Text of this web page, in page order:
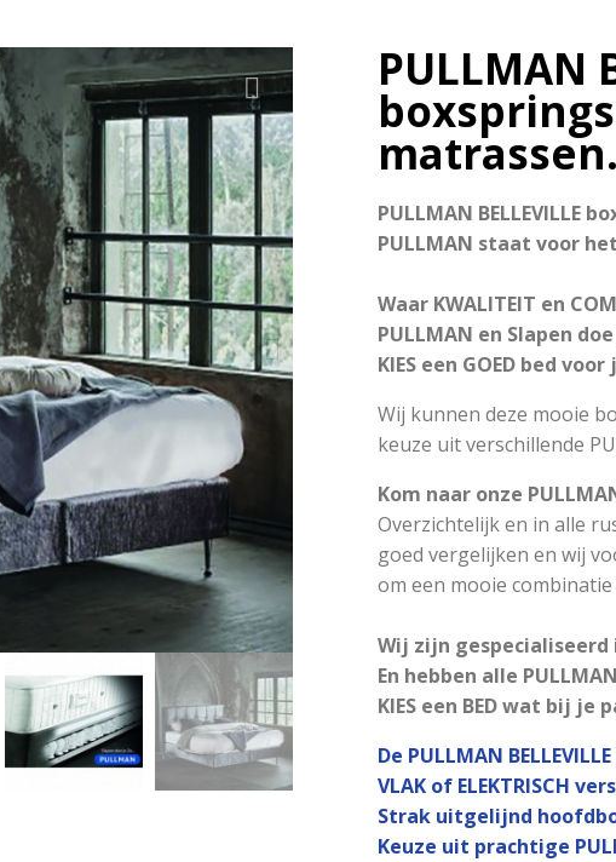
PULLMAN
matrassen.
PULLMAN BELLEVILLE
PULLMAN staat voor
Waar KWALITEIT en
PULLMAN en Slapen
KIES een GOED bed
Wij kunnen deze mooie
keuze uit verschillende
Kom naar onze
Overzichtelijk en in alle
goed vergelijken en wij
om een mooie
Wij zijn gespecialiseerd
En hebben alle
KIES een BED wat bij je
De PULLMAN
VLAK of ELEKTRISCH
Strak uitgelijnd
Keuze uit prachtige